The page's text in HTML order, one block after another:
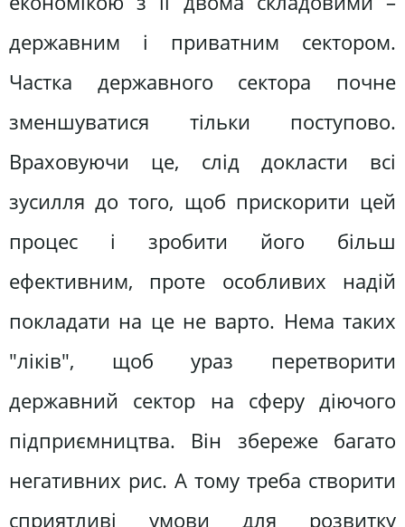
державним і приватним сектором.
Частка державного сектора почне
зменшуватися тільки поступово.
Враховуючи це, слід докласти всі
зусилля до того, щоб прискорити цей
процес і зробити його більш
ефективним, проте особливих надій
покладати на це не варто. Нема таких
"ліків", щоб ураз перетворити
державний сектор на сферу діючого
підприємництва. Він збереже багато
негативних рис. А тому треба створити
сприятливі умови для розвитку